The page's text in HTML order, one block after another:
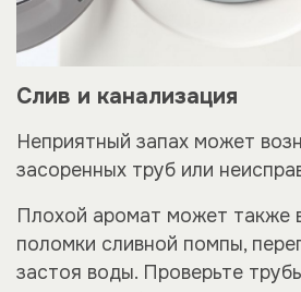
Слив и канализация
Неприятный запах может
засоренных труб или
Плохой аромат может также
поломки сливной помпы,
застоя воды. Проверьте